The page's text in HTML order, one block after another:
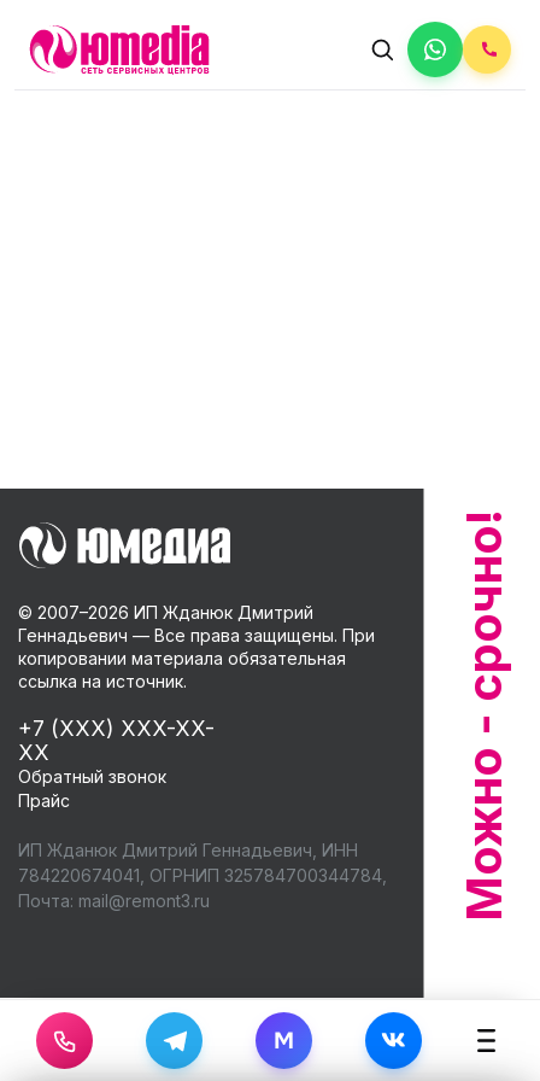
© 2007–2026 ИП Жданюк Дмитрий
Геннадьевич — Все права защищены. При
копировании материала обязательная
ссылка на источник.
+7 (XXX) XXX-XX-
XX
Обратный звонок
Прайс
ИП Жданюк Дмитрий Геннадьевич, ИНН
784220674041, ОГРНИП 325784700344784,
Почта: mail@remont3.ru
M